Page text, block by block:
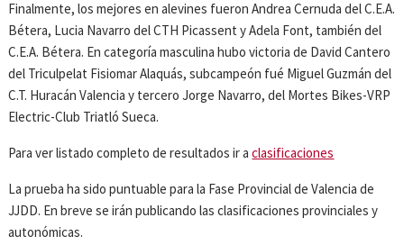
Finalmente, los mejores en alevines fueron Andrea Cernuda del C.E.A.
Bétera, Lucia Navarro del CTH Picassent y Adela Font, también del
C.E.A. Bétera. En categoría masculina hubo victoria de David Cantero
del Triculpelat Fisiomar Alaquás, subcampeón fué Miguel Guzmán del
C.T. Huracán Valencia y tercero Jorge Navarro, del Mortes Bikes-VRP
Electric-Club Triatló Sueca.
Para ver listado completo de resultados ir aclasificaciones
La prueba ha sido puntuable para la Fase Provincial de Valencia de
JJDD. En breve se irán publicando las clasificaciones provinciales y
autonómicas.